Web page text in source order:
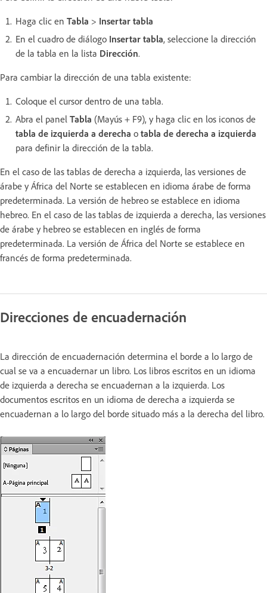
Haga clic en Tabla > Insertar tabla
En el cuadro de diálogo Insertar tabla, seleccione la dirección
de la tabla en la lista Dirección.
Para cambiar la dirección de una tabla existente:
Coloque el cursor dentro de una tabla.
Abra el panel Tabla (Mayús + F9), y haga clic en los iconos de
tabla de izquierda a derecha o tabla de derecha a izquierda
para definir la dirección de la tabla.
En el caso de las tablas de derecha a izquierda, las versiones de
árabe y África del Norte se establecen en idioma árabe de forma
predeterminada. La versión de hebreo se establece en idioma
hebreo. En el caso de las tablas de izquierda a derecha, las versiones
de árabe y hebreo se establecen en inglés de forma
predeterminada. La versión de África del Norte se establece en
francés de forma predeterminada.
Direcciones de encuadernación
La dirección de encuadernación determina el borde a lo largo de
cual se va a encuadernar un libro. Los libros escritos en un idioma
de izquierda a derecha se encuadernan a la izquierda. Los
documentos escritos en un idioma de derecha a izquierda se
encuadernan a lo largo del borde situado más a la derecha del libro.